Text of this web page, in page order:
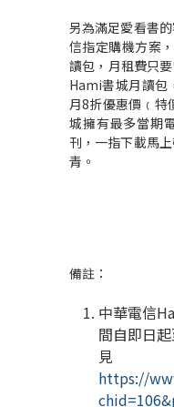
另為滿足愛看書
信指定購機方案
讀包，月租費只要
Hami書城月讀包
月8折優惠價﹙特
城擁有最多當期
刊，一指下載馬
青。
備註：
中華電信
間自即日
見
https://